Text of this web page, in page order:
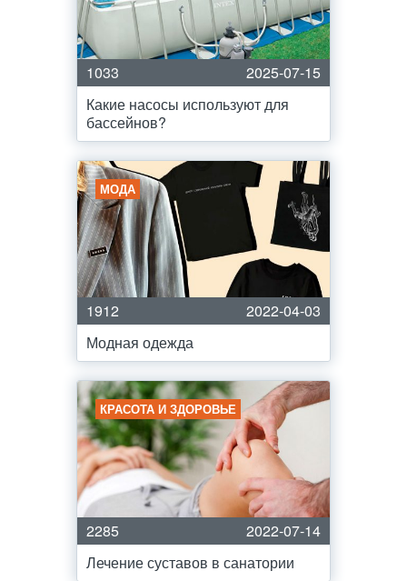
1033
2025-07-15
Какие насосы используют для
бассейнов?
МОДА
1912
2022-04-03
Модная одежда
КРАСОТА И ЗДОРОВЬЕ
2285
2022-07-14
Лечение суставов в санатории